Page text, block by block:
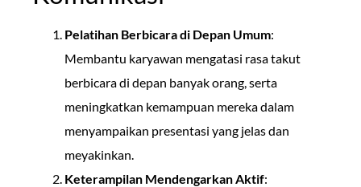
Pelatihan Berbicara di Depan Umum:
Membantu karyawan mengatasi rasa takut
berbicara di depan banyak orang, serta
meningkatkan kemampuan mereka dalam
menyampaikan presentasi yang jelas dan
meyakinkan.
Keterampilan Mendengarkan Aktif: